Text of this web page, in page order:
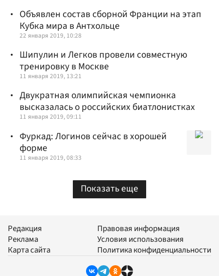
Объявлен состав сборной Франции на этап
Кубка мира в Антхольце
22 января 2019, 10:28
Шипулин и Легков провели совместную
тренировку в Москве
11 января 2019, 13:21
Двукратная олимпийская чемпионка
высказалась о российских биатлонистках
11 января 2019, 09:11
Фуркад: Логинов сейчас в хорошей
форме
11 января 2019, 08:33
Показать еще
Редакция
Реклама
Карта сайта
Правовая информация
Условия использования
Политика конфиденциальности